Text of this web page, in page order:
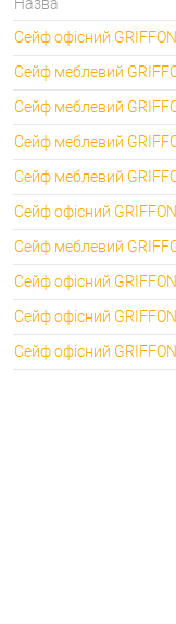
⭐Сигналізація AJAX:
Сейф офісний
Сейф меблевий
Сейф меблевий
Сейф меблевий
Сейф меблевий
Сейф офісний
Сейф меблевий
Сейф офісний
Сейф офісний
Сейф офісний